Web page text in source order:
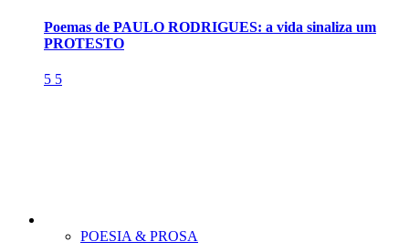
Poemas de PAULO RODRIGUES: a vida sinaliza um
PROTESTO
5 5
POESIA & PROSA